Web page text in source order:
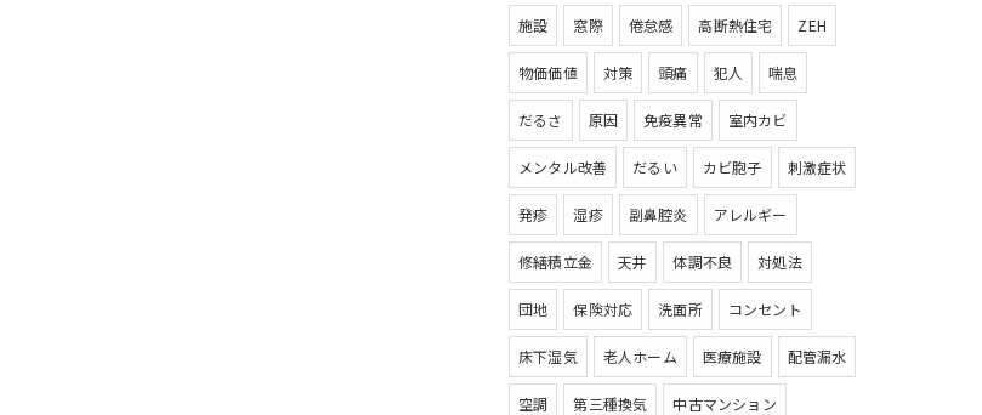
施設 窓際 倦怠感 高断熱住宅 ZEH
物価価値 対策 頭痛 犯人 喘息
だるさ 原因 免疫異常 室内カビ
メンタル改善 だるい カビ胞子 刺激症状
発疹 湿疹 副鼻腔炎 アレルギー
修繕積立金 天井 体調不良 対処法
団地 保険対応 洗面所 コンセント
床下湿気 老人ホーム 医療施設 配管漏水
空調 第三種換気 中古マンション